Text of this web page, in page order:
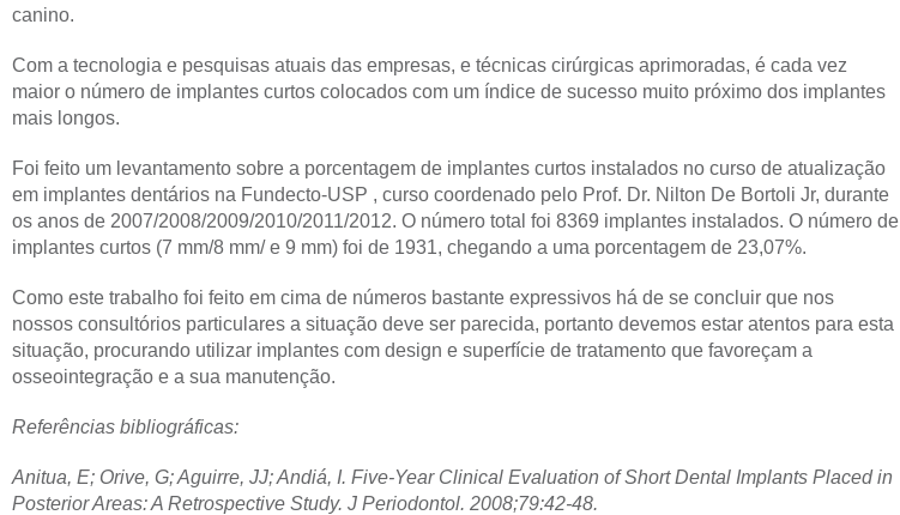
canino.
Com a tecnologia e pesquisas atuais das empresas, e técnicas cirúrgicas aprimoradas, é cada vez
maior o número de implantes curtos colocados com um índice de sucesso muito próximo dos implantes
mais longos.
Foi feito um levantamento sobre a porcentagem de implantes curtos instalados no curso de atualização
em implantes dentários na Fundecto-USP , curso coordenado pelo Prof. Dr. Nilton De Bortoli Jr, durante
os anos de 2007/2008/2009/2010/2011/2012. O número total foi 8369 implantes instalados. O número de
implantes curtos (7 mm/8 mm/ e 9 mm) foi de 1931, chegando a uma porcentagem de 23,07%.
Como este trabalho foi feito em cima de números bastante expressivos há de se concluir que nos
nossos consultórios particulares a situação deve ser parecida, portanto devemos estar atentos para esta
situação, procurando utilizar implantes com design e superfície de tratamento que favoreçam a
osseointegração e a sua manutenção.
Referências bibliográficas:
Anitua, E; Orive, G; Aguirre, JJ; Andiá, I. Five-Year Clinical Evaluation of Short Dental Implants Placed in
Posterior Areas: A Retrospective Study. J Periodontol. 2008;79:42-48.